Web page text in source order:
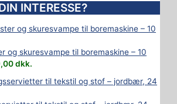
INTERESSE?
og skuresvampe til boremaskine – 10
dkk.